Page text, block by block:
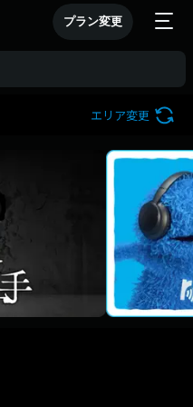
プラン変更
エリア変更